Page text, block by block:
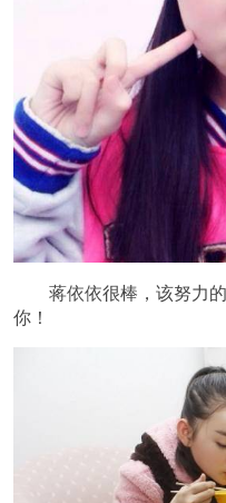
蒋依依很棒，该努力
你！